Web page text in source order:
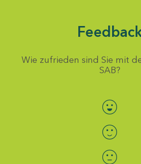
Wie zufrieden sind Sie mit
SAB?